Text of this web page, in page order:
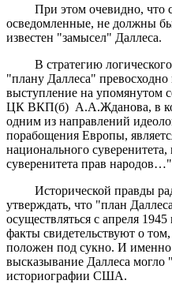
При этом очевидно, что
осведомленные, не должны
известен "замысел" Даллеса.
В стратегию логического
"плану Даллеса"
выступление на упомянутом
ЦК ВКП(б) А.А.Жданова, в
одним из направлений
порабощения Европы,
национального
суверенитета прав
Исторической правды
утверждать, что "план
осуществляться с апреля
факты свидетельствуют о
положен под сукно. И
высказывание Даллеса
историографии США.